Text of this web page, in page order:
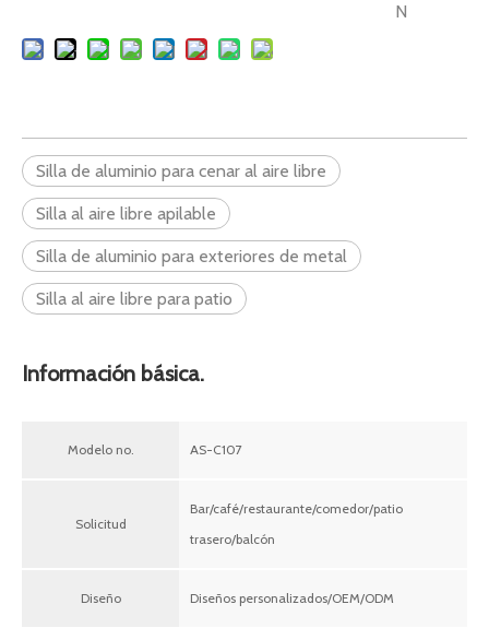
N
Silla de aluminio para cenar al aire libre
Silla al aire libre apilable
Silla de aluminio para exteriores de metal
Silla al aire libre para patio
Información básica.
Modelo no. AS-C107
Solicitud
Bar/café/restaurante/comedor/patio
trasero/balcón
Diseño Diseños personalizados/OEM/ODM